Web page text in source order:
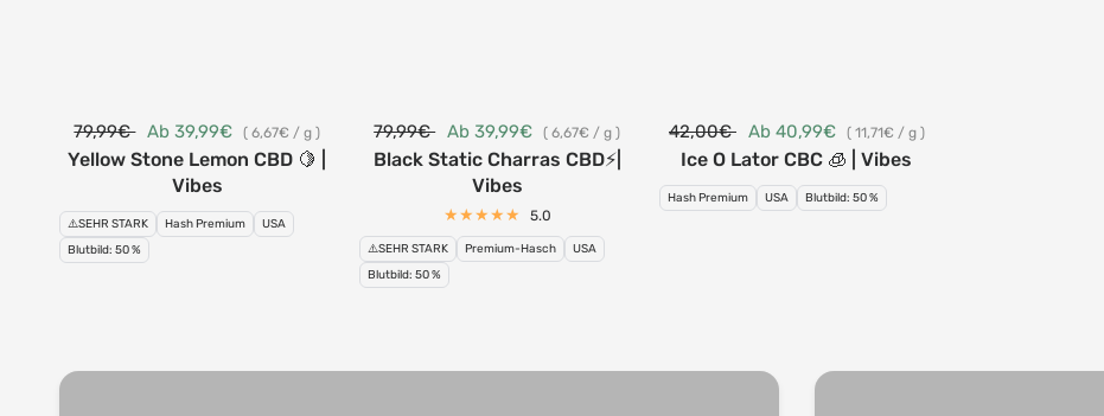
79,99€ Ab 39,99€ 6,67€ / g
Yellow Stone Lemon CBD 🍋 |
Vibes
⚠️SEHR STARK Hash Premium
USA
Blutbild: 50 %
79,99€ Ab 39,99€ 6,67€ / g
Black Static Charras CBD⚡|
Vibes
5.0
⚠️SEHR STARK Premium-Hasch
USA
Blutbild: 50 %
42,00€ Ab 40,99€ 11,71€ / g
Ice O Lator CBC 🧊 | Vibes
Hash Premium USA Blutbild: 50 %